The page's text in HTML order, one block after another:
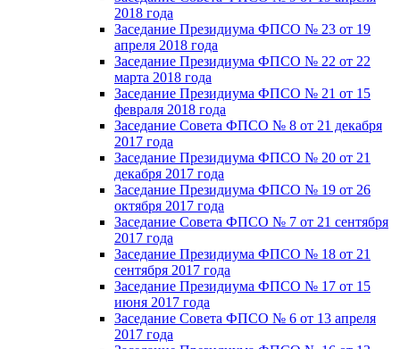
2018 года
Заседание Президиума ФПСО № 23 от 19
апреля 2018 года
Заседание Президиума ФПСО № 22 от 22
марта 2018 года
Заседание Президиума ФПСО № 21 от 15
февраля 2018 года
Заседание Совета ФПСО № 8 от 21 декабря
2017 года
Заседание Президиума ФПСО № 20 от 21
декабря 2017 года
Заседание Президиума ФПСО № 19 от 26
октября 2017 года
Заседание Совета ФПСО № 7 от 21 сентября
2017 года
Заседание Президиума ФПСО № 18 от 21
сентября 2017 года
Заседание Президиума ФПСО № 17 от 15
июня 2017 года
Заседание Совета ФПСО № 6 от 13 апреля
2017 года